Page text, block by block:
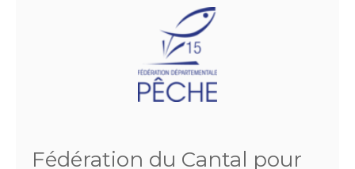
Fédération du Cantal pour